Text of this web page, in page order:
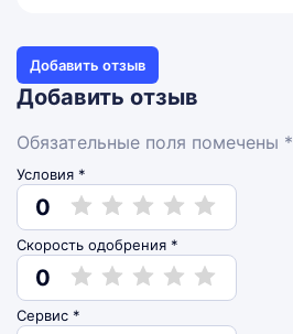
Добавить отзыв
Добавить отзыв
Обязательные поля помечены *
Условия *
0
Скорость одобрения *
0
Сервис *